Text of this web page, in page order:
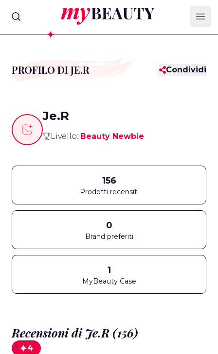
myBeauty
PROFILO DI JE.R Condividi
Je.R
Livello: Beauty Newbie
156
Prodotti recensiti
0
Brand preferiti
1
MyBeauty Case
Recensioni di Je.R (156)
4